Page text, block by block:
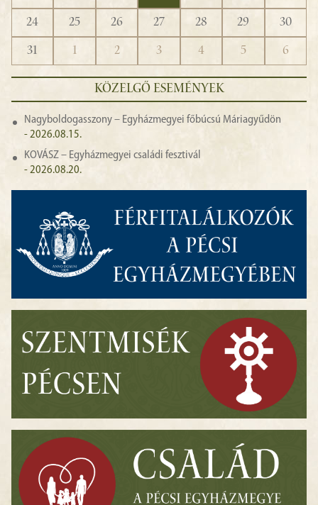
24
25 26 27 28 29
30
31
1 2 3 4 5 6
KÖZELGŐ ESEMÉNYEK
Nagyboldogasszony – Egyházmegyei főbúcsú Máriagyűdön
- 2026.08.15.
KOVÁSZ – Egyházmegyei családi fesztivál
- 2026.08.20.